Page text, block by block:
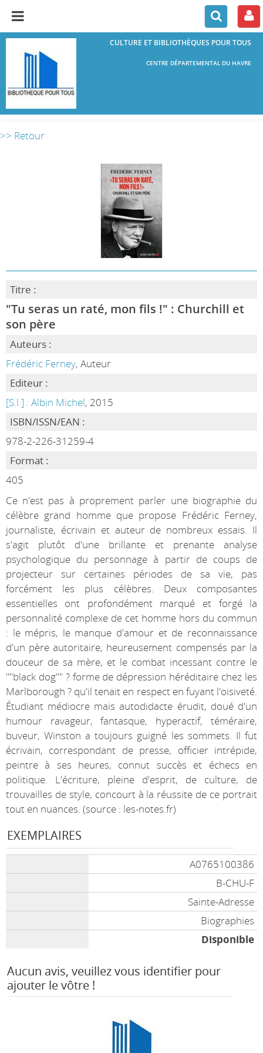
CULTURE ET BIBLIOTHÈQUES POUR TOUS
CENTRE DÉPARTEMENTAL DU HAVRE
>> Retour
Titre :
"Tu seras un raté, mon fils !" : Churchill et
son père
Auteurs :
Frédéric Ferney, Auteur
Editeur :
[S.l.] : Albin Michel, 2015
ISBN/ISSN/EAN :
978-2-226-31259-4
Format :
405
Ce n'est pas à proprement parler une biographie du
célèbre grand homme que propose Frédéric Ferney,
journaliste, écrivain et auteur de nombreux essais. Il
s'agit plutôt d'une brillante et prenante analyse
psychologique du personnage à partir de coups de
projecteur sur certaines périodes de sa vie, pas
forcément les plus célèbres. Deux composantes
essentielles ont profondément marqué et forgé la
personnalité complexe de cet homme hors du commun
: le mépris, le manque d'amour et de reconnaissance
d'un père autoritaire, heureusement compensés par la
douceur de sa mère, et le combat incessant contre le
""black dog"" ? forme de dépression héréditaire chez les
Marlborough ? qu'il tenait en respect en fuyant l'oisiveté.
Étudiant médiocre mais autodidacte érudit, doué d'un
humour ravageur, fantasque, hyperactif, téméraire,
buveur, Winston a toujours guigné les sommets. Il fut
écrivain, correspondant de presse, officier intrépide,
peintre à ses heures, connut succès et échecs en
politique. L'écriture, pleine d'esprit, de culture, de
trouvailles de style, concourt à la réussite de ce portrait
tout en nuances. (source : les-notes.fr)
EXEMPLAIRES
A0765100386
B-CHU-F
Sainte-Adresse
Biographies
Disponible
Aucun avis, veuillez vous identifier pour
ajouter le vôtre !